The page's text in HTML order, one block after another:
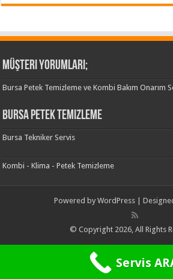
Müşteri Yorumları;
Bursa Petek Temizleme ve Kombi Bakım Onarım
Bursa Petek Temizleme
Bursa Tekniker Servis
Kombi - Klima - Petek Temizleme
Powered by WordPress |
© Copyright 2026, All Rights
Servis